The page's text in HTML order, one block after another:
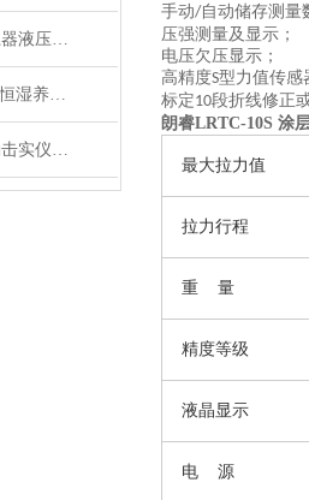
YT-20电动脱模器推土器液压脱模机产品简介
SHBY-40B型标准恒温恒湿养护箱产品展示
MDJ-IIB型马歇尔电动击实仪（大型）产品展示
手动/自动储存测量
压强测量及显示；
电压欠压显示；
高精度S型力值传感
标定10段折线修正
朗睿LRTC-10S 涂
最大拉力值
拉力行程
重 量
精度等级
液晶显示
电 源